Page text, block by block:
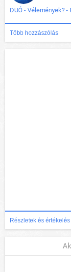
DUÓ - Vélemények? -
Több hozzászólás
Részletek és értékelés